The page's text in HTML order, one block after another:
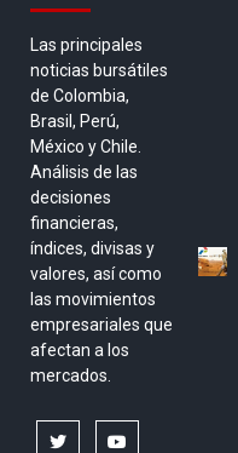
Las principales
noticias bursátiles
de Colombia,
Brasil, Perú,
México y Chile.
Análisis de las
decisiones
financieras,
índices, divisas y
valores, así como
las movimientos
empresariales que
afectan a los
mercados.
twitter